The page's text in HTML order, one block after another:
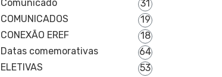
Comunicado
31
COMUNICADOS
19
CONEXÃO EREF
18
Datas comemorativas
64
ELETIVAS
53